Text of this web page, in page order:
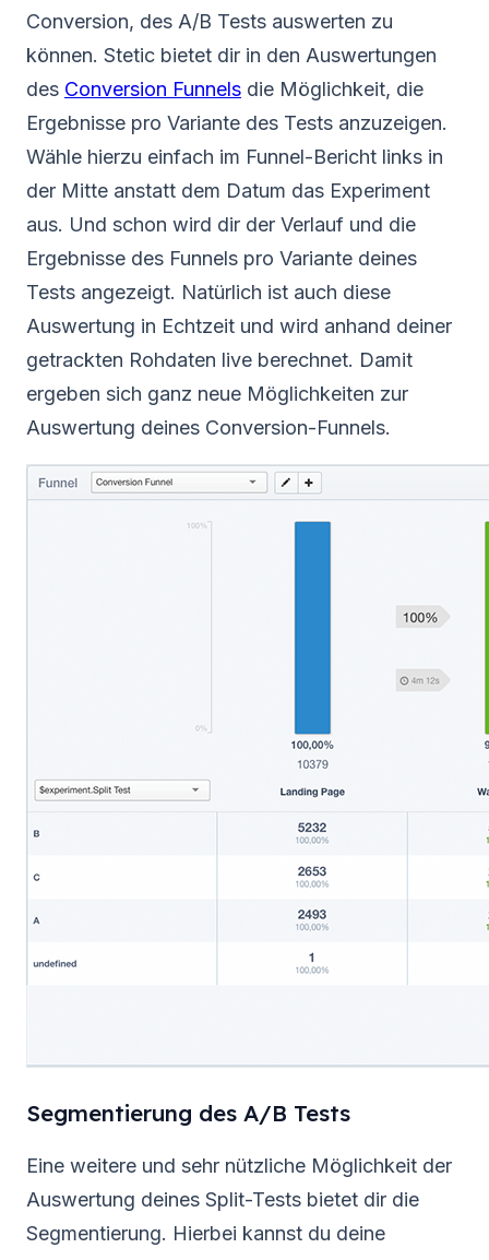
Conversion, des A/B Tests auswerten zu
können. Stetic bietet dir in den Auswertungen
des Conversion Funnels die Möglichkeit, die
Ergebnisse pro Variante des Tests anzuzeigen.
Wähle hierzu einfach im Funnel-Bericht links in
der Mitte anstatt dem Datum das Experiment
aus. Und schon wird dir der Verlauf und die
Ergebnisse des Funnels pro Variante deines
Tests angezeigt. Natürlich ist auch diese
Auswertung in Echtzeit und wird anhand deiner
getrackten Rohdaten live berechnet. Damit
ergeben sich ganz neue Möglichkeiten zur
Auswertung deines Conversion-Funnels.
Segmentierung des A/B Tests
Eine weitere und sehr nützliche Möglichkeit der
Auswertung deines Split-Tests bietet dir die
Segmentierung. Hierbei kannst du deine